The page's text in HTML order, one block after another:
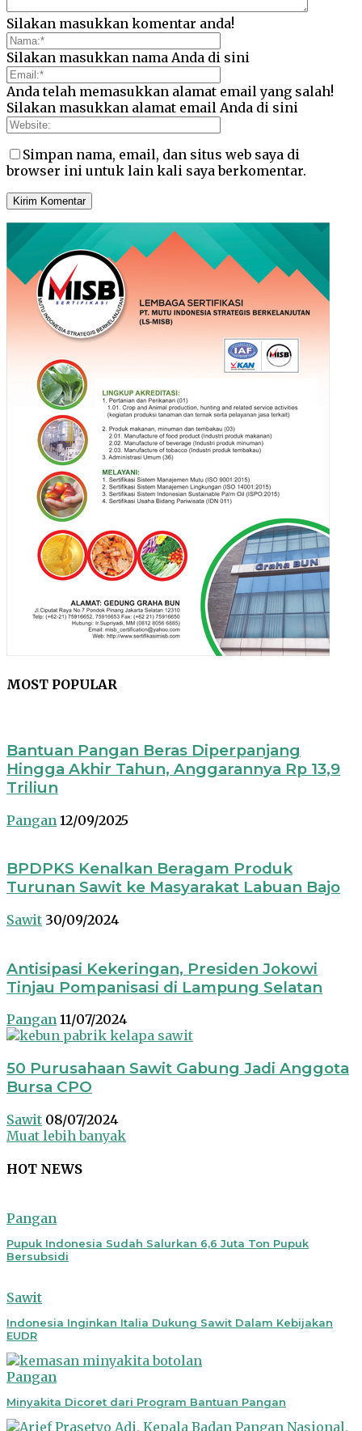
Silakan masukkan komentar anda!
Silakan masukkan nama Anda di sini
Anda telah memasukkan alamat email yang salah!
Silakan masukkan alamat email Anda di sini
Simpan nama, email, dan situs web saya di
browser ini untuk lain kali saya berkomentar.
MOST POPULAR
Bantuan Pangan Beras Diperpanjang
Hingga Akhir Tahun, Anggarannya Rp 13,9
Triliun
Pangan 12/09/2025
BPDPKS Kenalkan Beragam Produk
Turunan Sawit ke Masyarakat Labuan Bajo
Sawit 30/09/2024
Antisipasi Kekeringan, Presiden Jokowi
Tinjau Pompanisasi di Lampung Selatan
Pangan 11/07/2024
50 Purusahaan Sawit Gabung Jadi Anggota
Bursa CPO
Sawit 08/07/2024
Muat lebih banyak
HOT NEWS
Pangan
Pupuk Indonesia Sudah Salurkan 6,6 Juta Ton Pupuk
Bersubsidi
Sawit
Indonesia Inginkan Italia Dukung Sawit Dalam Kebijakan
EUDR
Pangan
Minyakita Dicoret dari Program Bantuan Pangan